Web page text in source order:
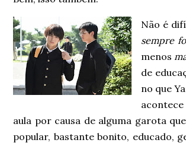
Não é
sempre
menos
de
no que
aula por causa de alguma garota
popular, bastante bonito, educado,